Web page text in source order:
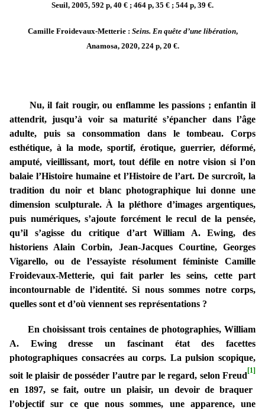
Seuil, 2005, 592 p, 40 € ; 464 p, 35 € ; 544 p, 39 €.
Camille Froidevaux-Metterie : Seins. En quête d’une libération,
Anamosa, 2020, 224 p, 20 €.
Nu, il fait rougir, ou enflamme les passions ; enfantin il
attendrit, jusqu’à voir sa maturité s’épancher dans l’âge
adulte, puis sa consommation dans le tombeau. Corps
esthétique, à la mode, sportif, érotique, guerrier, déformé,
amputé, vieillissant, mort, tout défile en notre vision si l’on
balaie l’Histoire humaine et l’Histoire de l’art. De surcroît, la
tradition du noir et blanc photographique lui donne une
dimension sculpturale. À la pléthore d’images argentiques,
puis numériques, s’ajoute forcément le recul de la pensée,
qu’il s’agisse du critique d’art William A. Ewing, des
historiens Alain Corbin, Jean-Jacques Courtine, Georges
Vigarello, ou de l’essayiste résolument féministe Camille
Froidevaux-Metterie, qui fait parler les seins, cette part
incontournable de l’identité. Si nous sommes notre corps,
quelles sont et d’où viennent ses représentations ?
En choisissant trois centaines de photographies, William
A. Ewing dresse un fascinant état des facettes
photographiques consacrées au corps. La pulsion scopique,
soit le plaisir de posséder l’autre par le regard, selon Freud [1]
en 1897, se fait, outre un plaisir, un devoir de braquer
l’objectif sur ce que nous sommes, une apparence, une